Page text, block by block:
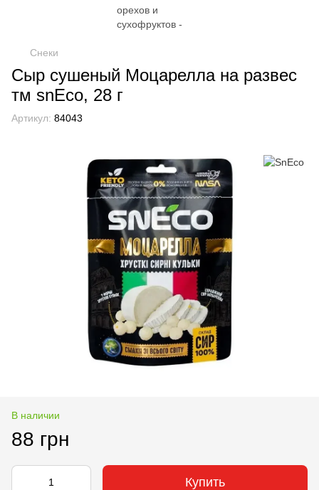
Снеки
Cыр сушеный Моцарелла на развес
тм snEco, 28 г
Артикул: 84043
В наличии
88 грн
Купить